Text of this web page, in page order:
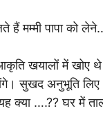
हैं मम्मी पापा को
खयालों में खोए थे
सुखद अनुभूति
क्या ….?? घर में